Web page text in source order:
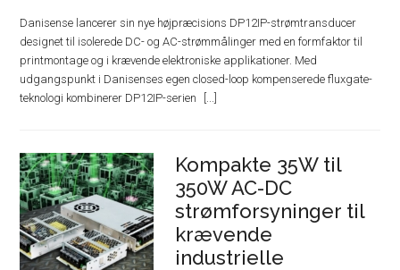
Danisense lancerer sin nye højpræcisions DP12IP-strømtransducer
designet til isolerede DC- og AC-strømmålinger med en formfaktor til
printmontage og i krævende elektroniske applikationer. Med
udgangspunkt i Danisenses egen closed-loop kompenserede fluxgate-
teknologi kombinerer DP12IP-serien
Kompakte 35W til
350W AC-DC
strømforsyninger til
krævende
industrielle